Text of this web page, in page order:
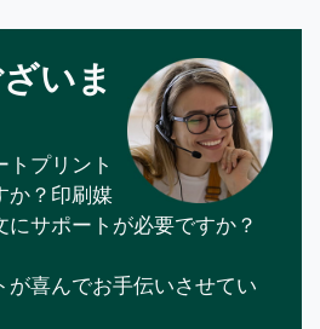
いま
トプリント
か？印刷媒
サポートが必要ですか？
が喜んでお手伝いさせてい